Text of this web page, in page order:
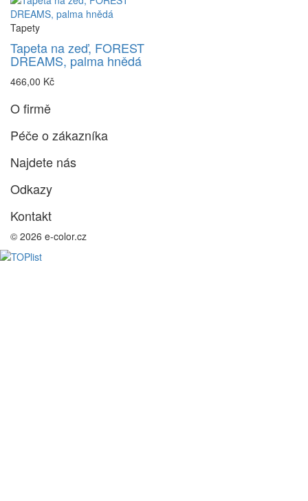
Tapety
Tapeta na zeď, FOREST
DREAMS, palma hnědá
466,00 Kč
O firmě
Péče o zákazníka
Najdete nás
Odkazy
Kontakt
© 2026 e-color.cz